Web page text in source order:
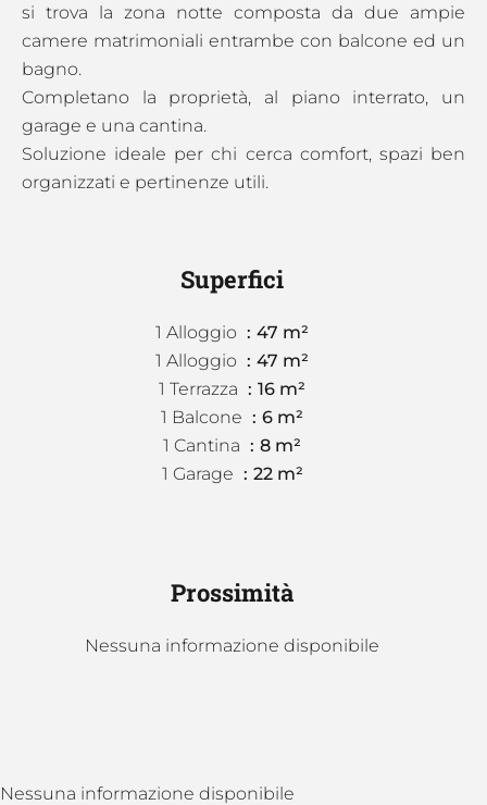
si trova la zona notte composta da due ampie
camere matrimoniali entrambe con balcone ed un
bagno.
Completano la proprietà, al piano interrato, un
garage e una cantina.
Soluzione ideale per chi cerca comfort, spazi ben
organizzati e pertinenze utili.
Superfici
1 Alloggio
47 m²
1 Alloggio
47 m²
1 Terrazza
16 m²
1 Balcone
6 m²
1 Cantina
8 m²
1 Garage
22 m²
Prossimità
Nessuna informazione disponibile
Nessuna informazione disponibile